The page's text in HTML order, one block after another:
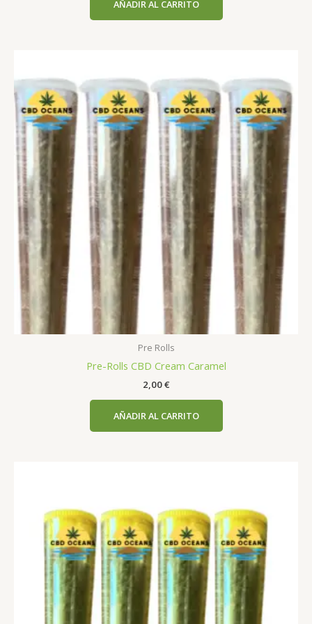
AÑADIR AL CARRITO
Pre Rolls
Pre-Rolls CBD Cream Caramel
2,00€
AÑADIR AL CARRITO